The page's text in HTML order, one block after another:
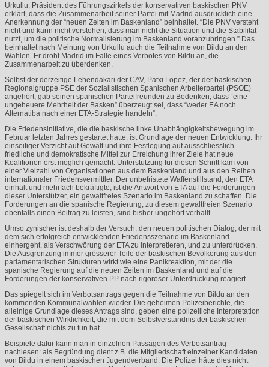
Urkullu, Präsident des Führungszirkels der konservativen baskischen PNV
erklärt, dass die Zusammenarbeit seiner Partei mit Madrid ausdrücklich eine
Anerkennung der “neuen Zeiten im Baskenland” beinhaltet. “Die PNV versteht
nicht und kann nicht verstehen, dass man nicht die Situation und die Stabilität
nutzt, um die politische Normalisierung im Baskenland voranzubringen.” Das
beinhaltet nach Meinung von Urkullu auch die Teilnahme von Bildu an den
Wahlen. Er droht Madrid im Falle eines Verbotes von Bildu an, die
Zusammenarbeit zu überdenken.
Selbst der derzeitige Lehendakari derCAV, Patxi Lopez, der der baskischen
Regionalgruppe PSE der Sozialistischen Spanischen Arbeiterpartei (PSOE)
angehört, gab seinen spanischen Parteifreunden zu Bedenken, dass “eine
ungeheuere Mehrheit der Basken” überzeugt sei, dass “weder EA noch
Alternatiba nach einer ETA-Strategie handeln”.
Die Friedensinitiative, die die baskische linke Unabhängigkeitsbewegung im
Februar letzten Jahres gestartet hatte, ist Grundlage der neuen Entwicklung. Ihr
einseitiger Verzicht auf Gewalt und ihre Festlegung auf ausschliesslich
friedliche und demokratische Mittel zur Erreichung ihrer Ziele hat neue
Koalitionen erst möglich gemacht. Unterstützung für diesen Schritt kam von
einer Vielzahl von Organisationen aus dem Baskenland und aus den Reihen
internationaler Friedensvermittler. Der unbefristete Waffenstillstand, den ETA
einhält und mehrfach bekräftigte, ist die Antwort von ETAauf die Forderungen
dieser Unterstützer, ein gewaltfreies Szenario im Baskenland zu schaffen. Die
Forderungen an die spanische Regierung, zu diesem gewaltfreien Szenario
ebenfalls einen Beitrag zu leisten, sind bisher ungehört verhallt.
Umso zynischer ist deshalb der Versuch, den neuen politischen Dialog, der mit
dem sich erfolgreich entwicklenden Friedensszenario im Baskenland
einhergeht, als Verschwörung der ETAzu interpretieren, und zu unterdrücken.
Die Ausgrenzung immer grösserer Teile der baskischen Bevölkerung aus den
parlamentarischen Strukturen wirkt wie eine Panikreaktion, mit der die
spanische Regierung auf die neuen Zeiten im Baskenland und auf die
Forderungen der konservativen PP nach rigoroser Unterdrückung reagiert.
Das spiegelt sich im Verbotsantrags gegen die Teilnahme von Bildu an den
kommenden Kommunalwahlen wieder. Die geheimen Polizeiberichte, die
alleinige Grundlage dieses Antrags sind, geben eine polizeiliche Interpretation
der baskischen Wirklichkeit, die mit dem Selbstverständnis der baskischen
Gesellschaft nichts zu tun hat.
Beispiele dafür kann man in einzelnen Passagen des Verbotsantrag
nachlesen: als Begründung dient z.B. die Mitgliedschaft einzelner Kandidaten
von Bildu in einem baskischen Jugendverband. Die Polizei hätte dies nicht